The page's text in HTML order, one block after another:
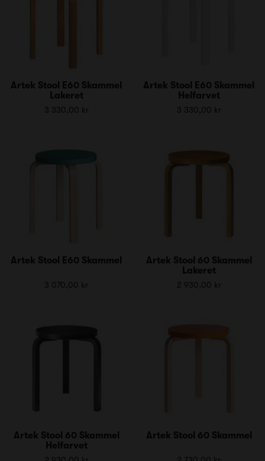
Artek Stool E60 Skammel
Lakeret
3 330,00 kr
Artek Stool E60 Skammel
Helfarvet
3 330,00 kr
Artek Stool E60 Skammel
3 070,00 kr
Artek Stool 60 Skammel
Lakeret
2 930,00 kr
Artek Stool 60 Skammel
Helfarvet
Artek Stool 60 Skammel